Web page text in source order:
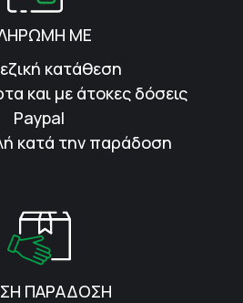
ΜΕ
κατάθεση
και με άτοκες δόσεις
Paypal
κατά την παράδοση
ΠΑΡΑΔΟΣΗ